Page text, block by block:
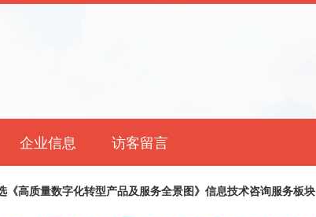
企业信息 访客留言
《高质量数字化转型产品及服务全景图》信息技术咨询服务板块